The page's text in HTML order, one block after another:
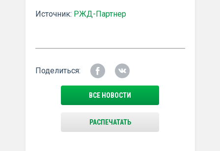
Источник: РЖД-Партнер
Поделиться:
ВСЕ НОВОСТИ
РАСПЕЧАТАТЬ